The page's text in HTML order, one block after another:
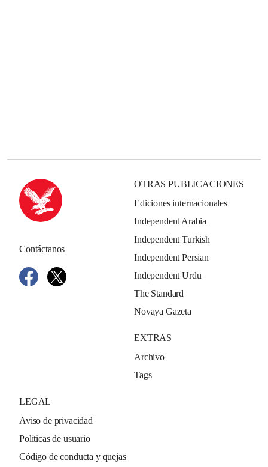
Contáctanos
OTRAS PUBLICACIONES
Ediciones internacionales
Independent Arabia
Independent Turkish
Independent Persian
Independent Urdu
The Standard
Novaya Gazeta
EXTRAS
Archivo
Tags
LEGAL
Aviso de privacidad
Políticas de usuario
Código de conducta y quejas